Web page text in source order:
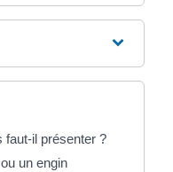
faut-il présenter ?
un engin